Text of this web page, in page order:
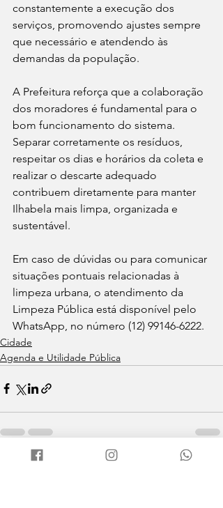
constantemente a execução dos
serviços, promovendo ajustes sempre
que necessário e atendendo às
demandas da população.
A Prefeitura reforça que a colaboração
dos moradores é fundamental para o
bom funcionamento do sistema.
Separar corretamente os resíduos,
respeitar os dias e horários da coleta e
realizar o descarte adequado
contribuem diretamente para manter
Ilhabela mais limpa, organizada e
sustentável.
Em caso de dúvidas ou para comunicar
situações pontuais relacionadas à
limpeza urbana, o atendimento da
Limpeza Pública está disponível pelo
WhatsApp, no número (12) 99146-6222.
Cidade
Agenda e Utilidade Pública